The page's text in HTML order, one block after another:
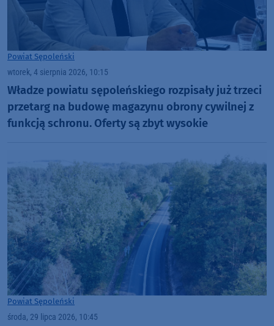
Powiat Sępoleński
wtorek, 4 sierpnia 2026, 10:15
Władze powiatu sępoleńskiego rozpisały już trzeci
przetarg na budowę magazynu obrony cywilnej z
funkcją schronu. Oferty są zbyt wysokie
Powiat Sępoleński
środa, 29 lipca 2026, 10:45